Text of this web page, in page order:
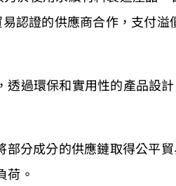
認證的供應商合作，支付溢
過環保和實用性的產品設
分成分的供應鏈取得公平
荷。